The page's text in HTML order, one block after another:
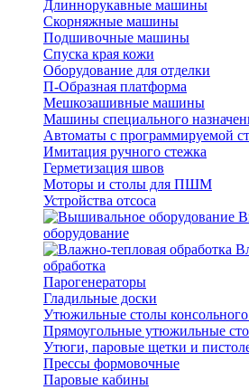
Длиннорукавные машины
Скорняжные машины
Подшивочные машины
Спуска края кожи
Оборудование для отделки
П-Образная платформа
Мешкозашивные машины
Машины специального
Автоматы с программируемой
Имитация ручного стежка
Герметизация швов
Моторы и столы для ПШМ
Устройства отсоса
оборудование
обработка
Парогенераторы
Гладильные доски
Утюжильные столы консольного
Прямоугольные утюжильные
Утюги, паровые щетки и
Прессы формовочные
Паровые кабины